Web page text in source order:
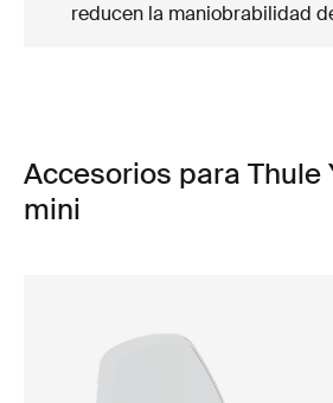
reducen la maniobrabilidad
Accesorios para Thule
mini